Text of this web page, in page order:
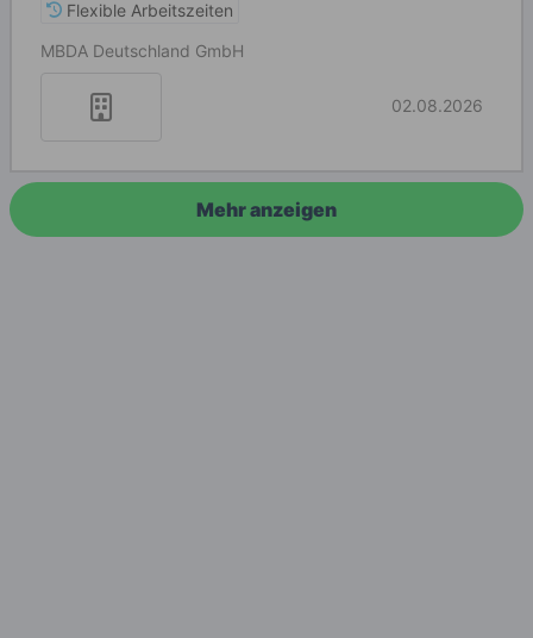
Flexible Arbeitszeiten
MBDA Deutschland GmbH
02.08.2026
Mehr anzeigen